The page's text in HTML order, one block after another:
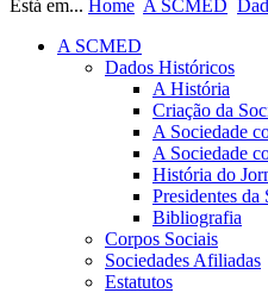
Está em... Home A SCMED
A SCMED
Dados Históricos
A História
Criação da
A Sociedade
A Sociedade
História do
Presidentes
Bibliografia
Corpos Sociais
Sociedades Afiliadas
Estatutos